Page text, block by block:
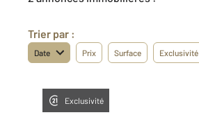
Trier par :
Date Prix Surface Exclusivité
Exclusivité